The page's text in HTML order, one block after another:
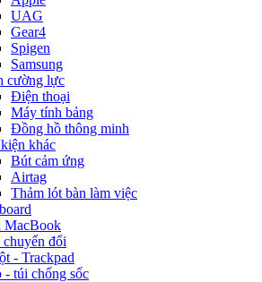
UAG
Gear4
Spigen
Samsung
cường lực
Điện thoại
Máy tính bảng
Đồng hồ thông minh
khác
Bút cảm ứng
Airtag
Thảm lót bàn làm việc
MacBook
đổi
- Trackpad
- túi chống sốc